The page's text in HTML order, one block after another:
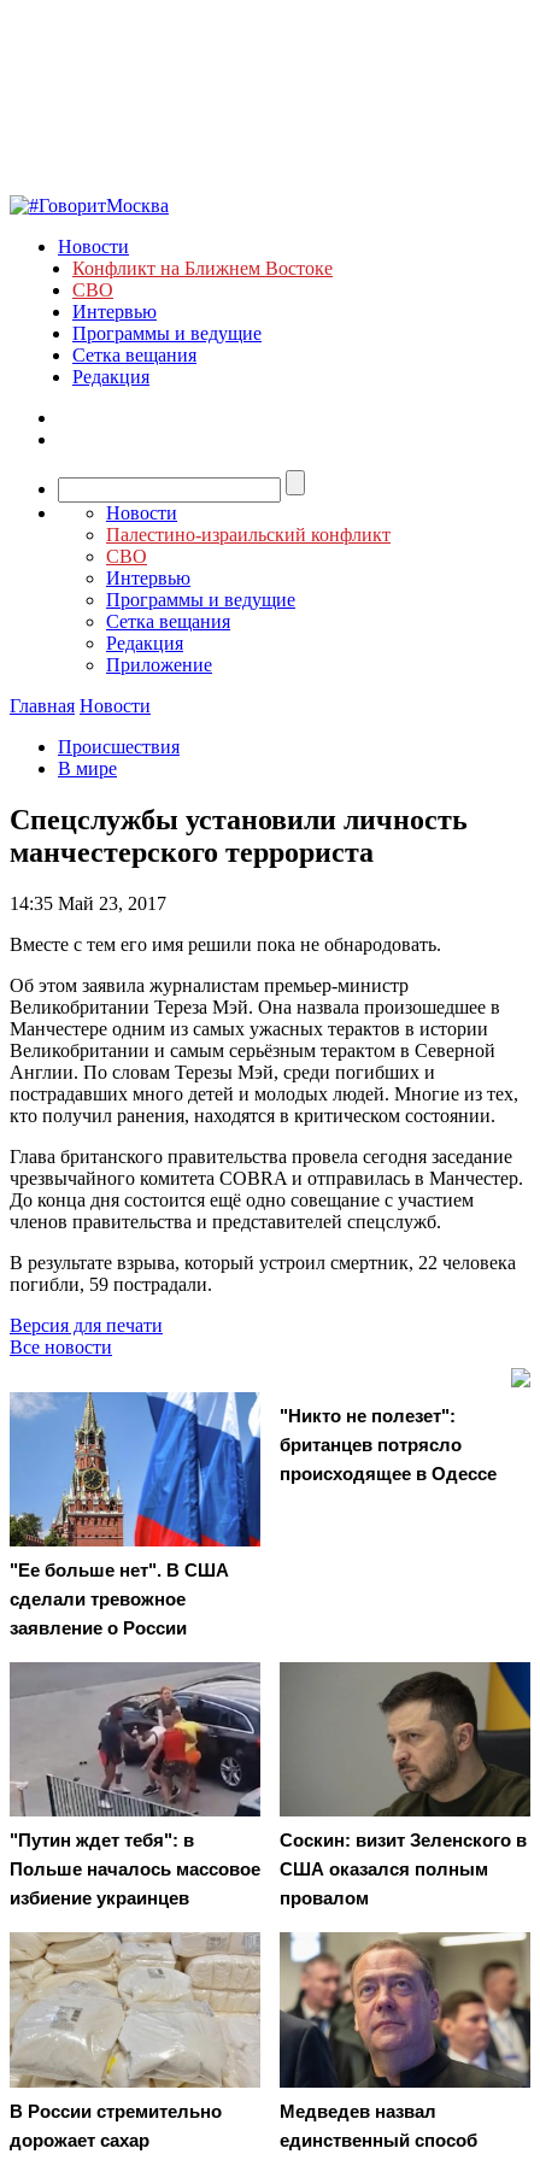
Новости
Конфликт на Ближнем Востоке
СВО
Интервью
Программы и ведущие
Сетка вещания
Редакция
Новости
Палестино-израильский конфликт
СВО
Интервью
Программы и ведущие
Сетка вещания
Редакция
Приложение
Главная Новости
Происшествия
В мире
Спецслужбы установили личность
манчестерского террориста
14:35 Май 23, 2017
Вместе с тем его имя решили пока не обнародовать.
Об этом заявила журналистам премьер-министр
Великобритании Тереза Мэй. Она назвала произошедшее в
Манчестере одним из самых ужасных терактов в истории
Великобритании и самым серьёзным терактом в Северной
Англии. По словам Терезы Мэй, среди погибших и
пострадавших много детей и молодых людей. Многие из тех,
кто получил ранения, находятся в критическом состоянии.
Глава британского правительства провела сегодня заседание
чрезвычайного комитета COBRA и отправилась в Манчестер.
До конца дня состоится ещё одно совещание с участием
членов правительства и представителей спецслужб.
В результате взрыва, который устроил смертник, 22 человека
погибли, 59 пострадали.
Версия для печати
Все новости
"Ее больше нет". В США
сделали тревожное
заявление о России
"Никто не полезет":
британцев потрясло
происходящее в Одессе
"Путин ждет тебя": в
Польше началось массовое
избиение украинцев
Соскин: визит Зеленского в
США оказался полным
провалом
В России стремительно
дорожает сахар
Медведев назвал
единственный способ